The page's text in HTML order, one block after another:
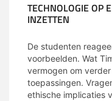
TECHNOLOGIE OP
INZETTEN
De studenten
voorbeelden. Wat
vermogen om
toepassingen.
ethische implicaties